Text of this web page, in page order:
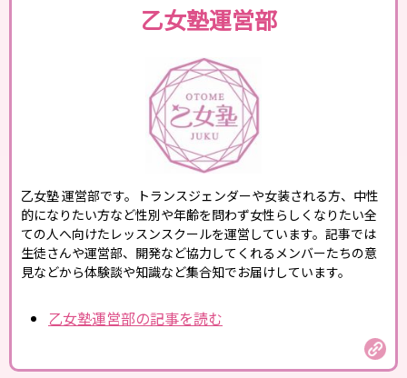
乙女塾運営部
乙女塾 運営部です。トランスジェンダーや女装される方、中性
的になりたい方など性別や年齢を問わず女性らしくなりたい全
ての人へ向けたレッスンスクールを運営しています。記事では
生徒さんや運営部、開発など協力してくれるメンバーたちの意
見などから体験談や知識など集合知でお届けしています。
乙女塾運営部の記事を読む